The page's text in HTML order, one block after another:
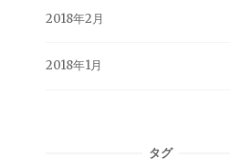
2018年2月
2018年1月
タグ